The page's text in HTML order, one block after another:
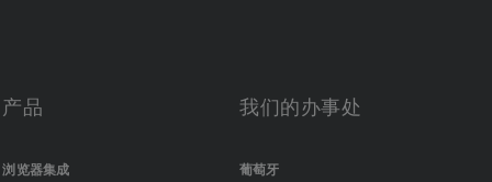
产品
浏览器集成
我们的办事处
葡萄牙